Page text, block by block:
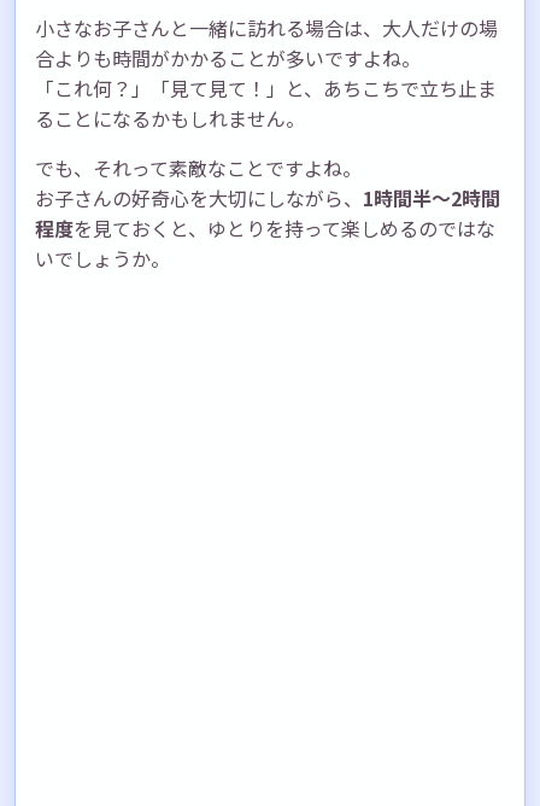
小さなお子さんと一緒に訪れる場合は、大人だけの場
合よりも時間がかかることが多いですよね。
「これ何？」「見て見て！」と、あちこちで立ち止ま
ることになるかもしれません。
でも、それって素敵なことですよね。
お子さんの好奇心を大切にしながら、 1時間半〜2時間
程度を見ておくと、ゆとりを持って楽しめるのではな
いでしょうか。